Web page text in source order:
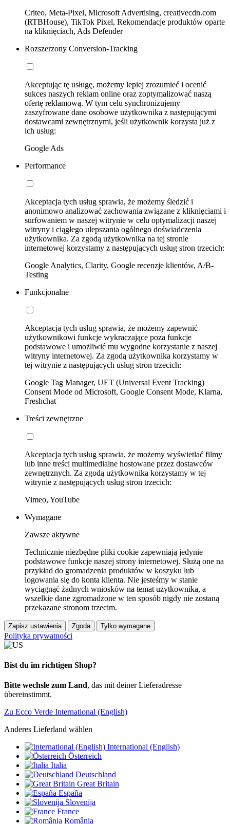
Criteo, Meta-Pixel, Microsoft Advertising, creativecdn.com
(RTBHouse), TikTok Pixel, Rekomendacje produktów oparte
na kliknięciach, Ads Defender
Rozszerzony Conversion-Tracking
Akceptując tę usługę, możemy lepiej zrozumieć i ocenić
sukces naszych reklam online oraz zoptymalizować naszą
ofertę reklamową. W tym celu synchronizujemy
zaszyfrowane dane osobowe użytkownika z następującymi
dostawcami zewnętrznymi, jeśli użytkownik korzysta już z
ich usług:
Google Ads
Performance
Akceptacja tych usług sprawia, że możemy śledzić i
anonimowo analizować zachowania związane z kliknięciami i
surfowaniem w naszej witrynie w celu optymalizacji naszej
witryny i ciągłego ulepszania ogólnego doświadczenia
użytkownika. Za zgodą użytkownika na tej stronie
internetowej korzystamy z następujących usług stron trzecich:
Google Analytics, Clarity, Google recenzje klientów, A/B-
Testing
Funkcjonalne
Akceptacja tych usług sprawia, że możemy zapewnić
użytkownikowi funkcje wykraczające poza funkcje
podstawowe i umożliwić mu wygodne korzystanie z naszej
witryny internetowej. Za zgodą użytkownika korzystamy w
tej witrynie z następujących usług stron trzecich:
Google Tag Manager, UET (Universal Event Tracking)
Consent Mode od Microsoft, Google Consent Mode, Klarna,
Freshchat
Treści zewnętrzne
Akceptacja tych usług sprawia, że możemy wyświetlać filmy
lub inne treści multimedialne hostowane przez dostawców
zewnętrznych. Za zgodą użytkownika korzystamy w tej
witrynie z następujących usług stron trzecich:
Vimeo, YouTube
Wymagane
Zawsze aktywne
Technicznie niezbędne pliki cookie zapewniają jedynie
podstawowe funkcje naszej strony internetowej. Służą one na
przykład do gromadzenia produktów w koszyku lub
logowania się do konta klienta. Nie jesteśmy w stanie
wyciągnąć żadnych wniosków na temat użytkownika, a
wszelkie dane zgromadzone w ten sposób nigdy nie zostaną
przekazane stronom trzecim.
Zapisz ustawienia Zgoda Tylko wymagane
Polityka prywatności
Bist du im richtigen Shop?
Bitte wechsle zum Land, das mit deiner Lieferadresse
übereinstimmt.
Zu Ecco Verde International (English)
Anderes Lieferland wählen
International (English)
Österreich
Italia
Deutschland
Great Britain
España
Slovenija
France
România